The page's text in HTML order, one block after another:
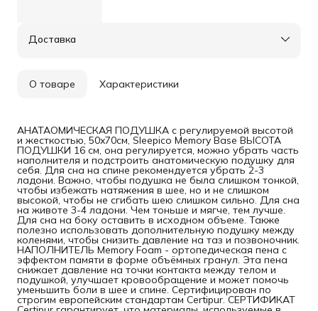
Доставка
О товаре Характеристики
АНАТАОМИЧЕСКАЯ ПОДУШКА с регулируемой высотой
и жесткостью, 50x70см, Sleepico Memory Base ВЫСОТА
ПОДУШКИ 16 см, она регулируется, можно убрать часть
наполнителя и подстроить анатомическую подушку для
себя. Для сна на спине рекомендуется убрать 2-3
ладони. Важно, чтобы подушка не была слишком тонкой,
чтобы избежать натяжения в шее, но и не слишком
высокой, чтобы не сгибать шею слишком сильно. Для сна
на животе 3-4 ладони. Чем тоньше и мягче, тем лучше.
Для сна на боку оставить в исходном объеме. Также
полезно использовать дополнительную подушку между
коленями, чтобы снизить давление на таз и позвоночник.
НАПОЛНИТЕЛЬ Memory Foam - ортопедическая пена с
эффектом памяти в форме объёмных гранул. Эта пена
снижает давление на точки контакта между телом и
подушкой, улучшает кровообращение и может помочь
уменьшить боли в шее и спине. Сертифицирован по
строгим европейским стандартам Certipur. СЕРТИФИКАТ